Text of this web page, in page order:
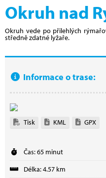
Okruh nad
Okruh vede po přilehlých
středně zdatné lyžaře.
Informace o trase:
Tisk KML GPX
Čas: 65 minut
Délka: 4.57 km